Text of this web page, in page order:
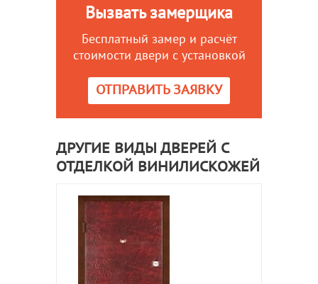
Вызвать замерщика
Бесплатный замер и расчёт
стоимости двери с установкой
ОТПРАВИТЬ ЗАЯВКУ
ДРУГИЕ ВИДЫ ДВЕРЕЙ С
ОТДЕЛКОЙ ВИНИЛИСКОЖЕЙ